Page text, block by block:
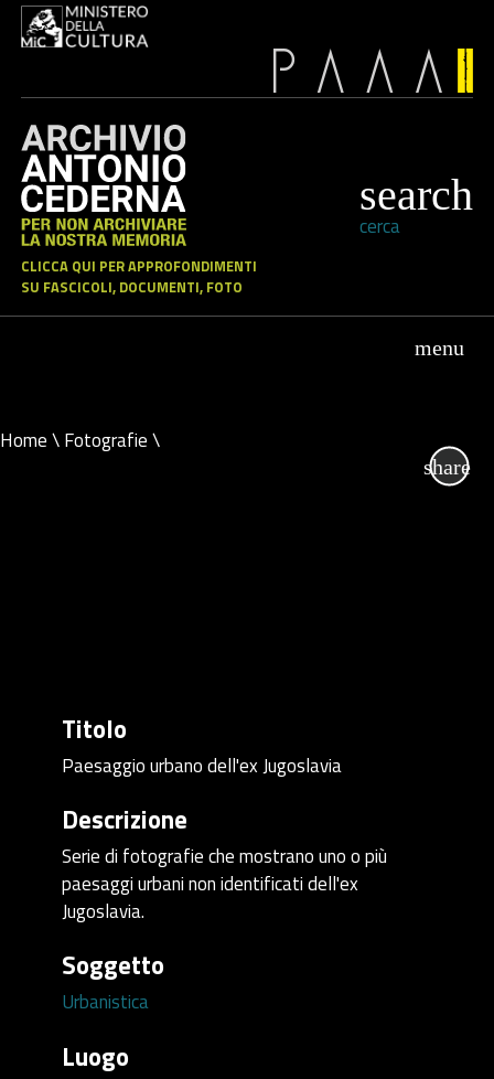
CLICCA QUI PER APPROFONDIMENTI
SU FASCICOLI, DOCUMENTI, FOTO
cerca
Home\Fotografie\
Titolo
Paesaggio urbano dell'ex Jugoslavia
Descrizione
Serie di fotografie che mostrano uno o più
paesaggi urbani non identificati dell'ex
Jugoslavia.
Soggetto
Urbanistica
Luogo